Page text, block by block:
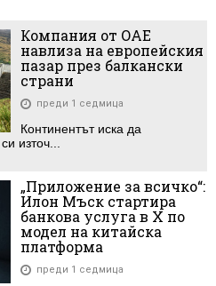
Компания от ОАЕ
навлиза на европейския
пазар през балкански
страни
преди 1 седмица
Континентът иска да
източ...
„Приложение за всичко“:
Илон Мъск стартира
банкова услуга в X по
модел на китайска
платформа
преди 1 седмица